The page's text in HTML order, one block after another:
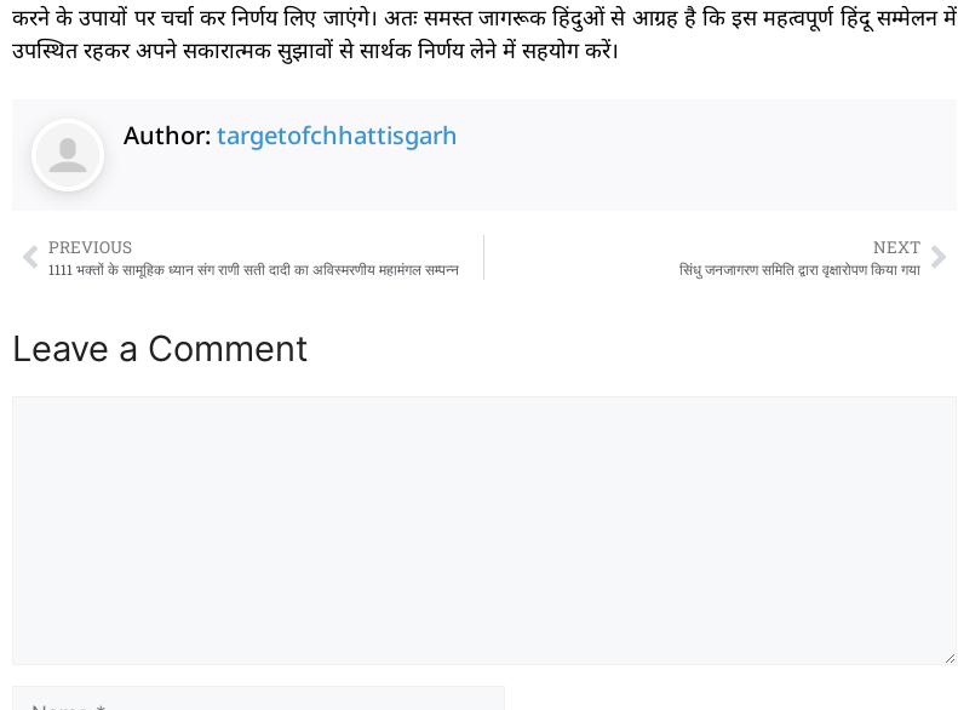
करने के उपायों पर चर्चा कर निर्णय लिए जाएंगे। अतः समस्त जागरूक हिंदुओं से आग्रह है कि इस महत्वपूर्ण हिंदू सम्मेलन में
उपस्थित रहकर अपने सकारात्मक सुझावों से सार्थक निर्णय लेने में सहयोग करें।
Author: targetofchhattisgarh
PREVIOUS
1111 भक्तों के सामूहिक ध्यान संग राणी सती दादी का अविस्मरणीय महामंगल सम्पन्न
NEXT
सिंधु जनजागरण समिति द्वारा वृक्षारोपण किया गया
Leave a Comment